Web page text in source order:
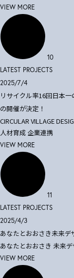
VIEW MORE
10
LATEST PROJECTS
2025/7/4
リサイクル率16回日本
の開催が決定！
CIRCULAR VILLAGE
人材育成 企業連携
VIEW MORE
11
LATEST PROJECTS
2025/4/3
あなたとおおさき未来デ
あなたとおおさき 未来
VIEW MORE